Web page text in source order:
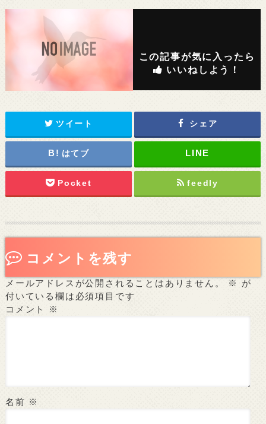
この記事が気に入ったら
いいねしよう！
ツイート シェア
はてブ
Pocket feedly
コメントを残す
メールアドレスが公開されることはありません。 ※
が
付いている欄は必須項目です
コメント
※
名前 ※